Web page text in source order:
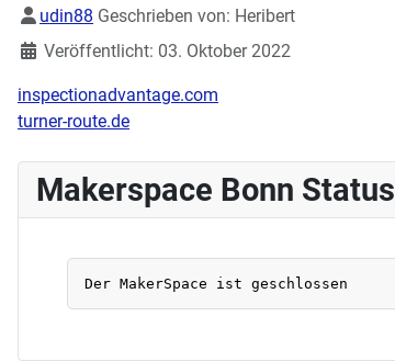
Details
udin88 Geschrieben von: Heribert
Veröffentlicht: 03. Oktober 2022
inspectionadvantage.com
turner-route.de
Makerspace Bonn Status